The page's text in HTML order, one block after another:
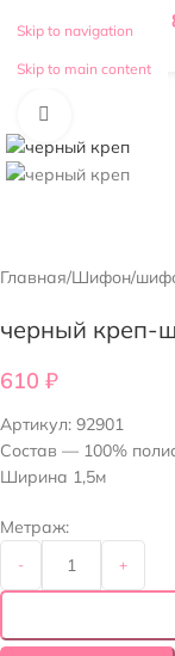
Skip to navigation
Skip to main content
Главная/Шифон/
черный креп-
610 ₽
Артикул: 92901
Состав — 100%
Ширина 1,5м
Метраж:
- +